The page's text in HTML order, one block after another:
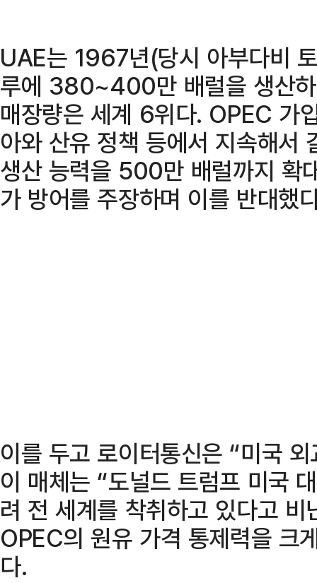
UAE는 1967년(당시 아부다비
루에 380~400만 배럴을 생산
매장량은 세계 6위다. OPEC 가
아와 산유 정책 등에서 지속해서
생산 능력을 500만 배럴까지 확
가 방어를 주장하며 이를 반대했
이를 두고 로이터통신은 “미국
이 매체는 “도널드 트럼프 미국
려 전 세계를 착취하고 있다고
OPEC의 원유 가격 통제력을 크
다.